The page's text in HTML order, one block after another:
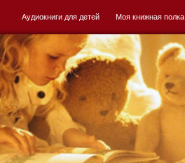
Аудиокниги для детей Моя книжная полка